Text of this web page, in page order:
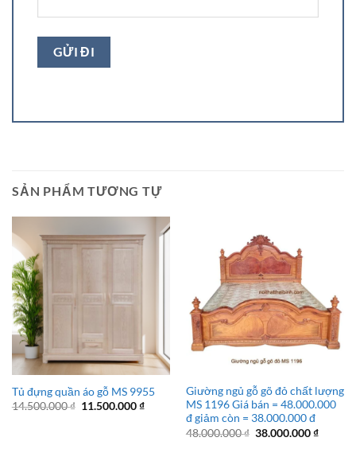
SẢN PHẨM TƯƠNG TỰ
Tủ đựng quần áo gỗ MS 9955
14.500.000₫ Giá
11.500.000₫Giá
Giường ngủ gỗ gõ đỏ chất lượng
MS 1196 Giá bán = 48.000.000
đ giảm còn = 38.000.000 đ
48.000.000₫ Giá
38.000.000₫Giá